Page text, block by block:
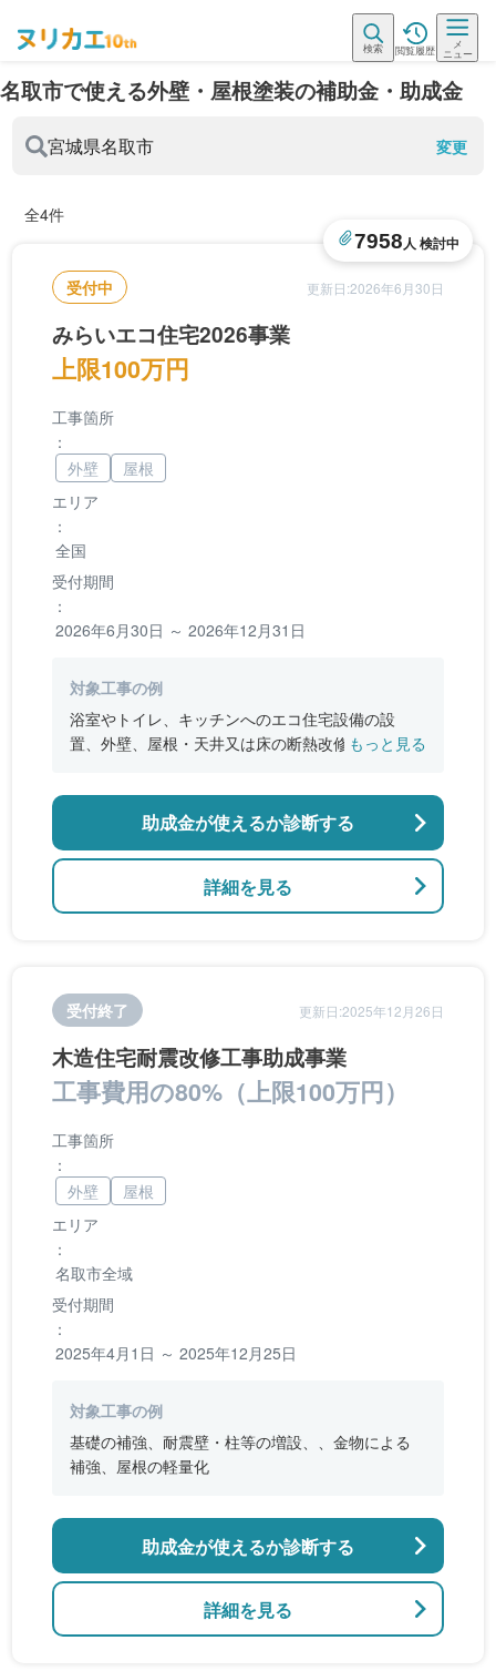
検索 閲覧履歴
メ
ニュー
名取市で使える外壁・屋根塗装の補助金・助成金
宮城県名取市 変更
全4件
受付中 更新日:2026年6月30日
みらいエコ住宅2026事業
上限100万円
7958人 検討中
エリア
：
全国
受付期間
：
2026年6月30日 ～ 2026年12月31日
工事箇所
：
外壁
屋根
対象工事の例
浴室やトイレ、キッチンへのエコ住宅設備の設
置、外壁、屋根・天井又は床の断熱改修、窓やド
のバリアフリー改修
もっと見る
詳細を見る
助成金が使えるか診断する
受付終了 更新日:2025年12月26日
木造住宅耐震改修工事助成事業
工事費用の80%（上限100万円）
エリア
：
名取市全域
受付期間
：
2025年4月1日 ～ 2025年12月25日
工事箇所
：
外壁
屋根
対象工事の例
基礎の補強、耐震壁・柱等の増設、、金物による
補強、屋根の軽量化
詳細を見る
助成金が使えるか診断する